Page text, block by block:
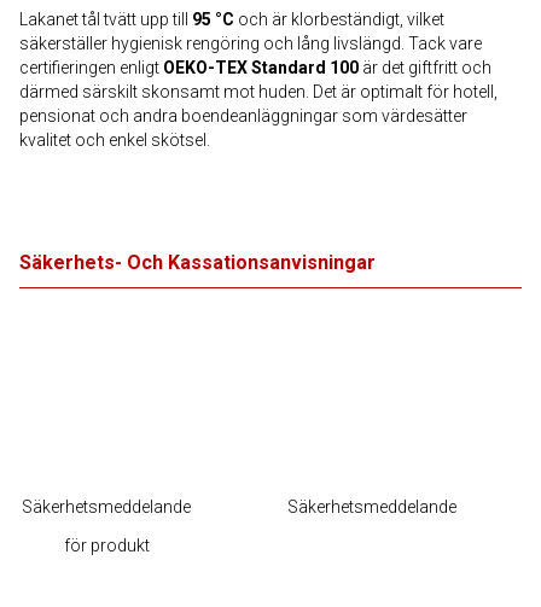
Lakanet tål tvätt upp till 95 °C och är klorbeständigt, vilket
säkerställer hygienisk rengöring och lång livslängd. Tack vare
certifieringen enligt OEKO-TEX Standard 100 är det giftfritt och
därmed särskilt skonsamt mot huden. Det är optimalt för hotell,
pensionat och andra boendeanläggningar som värdesätter
kvalitet och enkel skötsel.
Säkerhets- Och Kassationsanvisningar
Säkerhetsmeddelande
för produkt
Säkerhetsmeddelande